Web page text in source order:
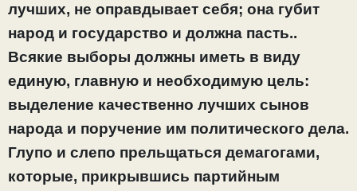
лучших, не оправдывает себя; она губит
народ и государство и должна пасть..
Всякие выборы должны иметь в виду
единую, главную и необходимую цель:
выделение качественно лучших сынов
народа и поручение им политического дела.
Глупо и слепо прельщаться демагогами,
которые, прикрывшись партийным